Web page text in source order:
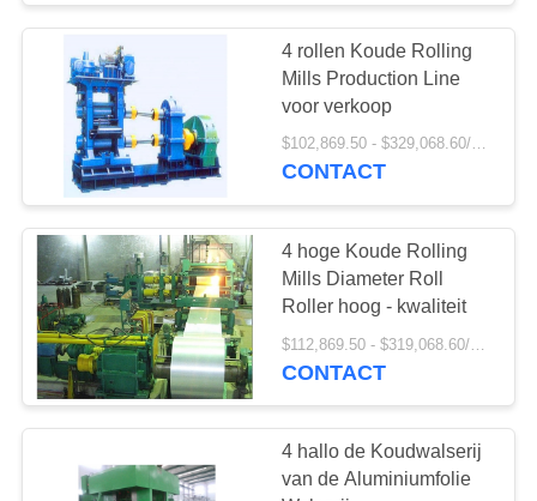
4 rollen Koude Rolling
Mills Production Line
voor verkoop
$102,869.50 - $329,068.60/Pieces
CONTACT
4 hoge Koude Rolling
Mills Diameter Roll
Roller hoog - kwaliteit
CONTACT
4 hallo de Koudwalserij
van de Aluminiumfolie